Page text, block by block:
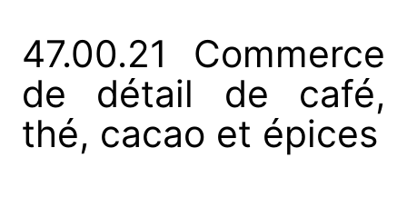
47.00.21 Commerce
de détail de café,
thé, cacao et épices